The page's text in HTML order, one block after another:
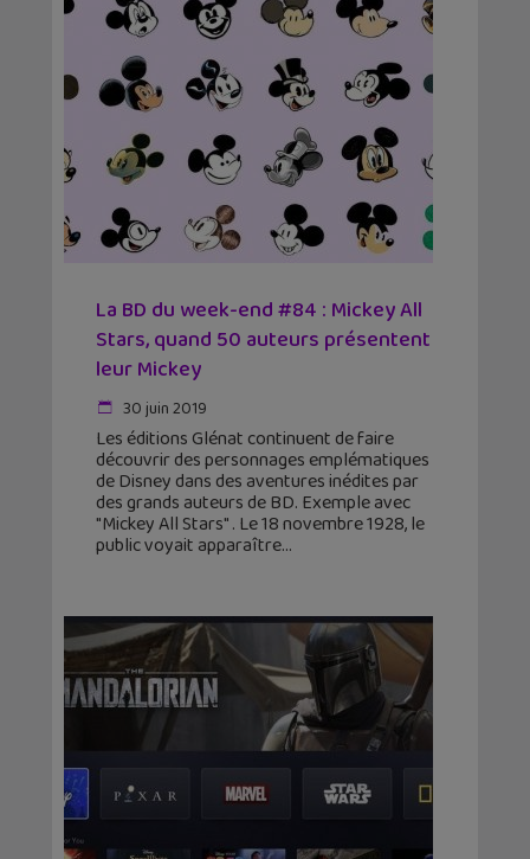
La BD du week-end #84 : Mickey All
Stars, quand 50 auteurs présentent
leur Mickey
30 juin 2019
Les éditions Glénat continuent de faire
découvrir des personnages emplématiques
de Disney dans des aventures inédites par
des grands auteurs de BD. Exemple avec
"Mickey All Stars" . Le 18 novembre 1928, le
public voyait apparaître